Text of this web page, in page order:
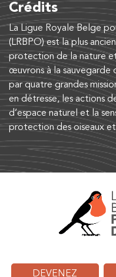
Crédits
La Ligue Royale Belge
(LRBPO) est la plus
protection de la nature
œuvrons à la sauvegarde
par quatre grandes
en détresse, les actions
d’espace naturel et la
protection des oiseaux et
DEVENEZ